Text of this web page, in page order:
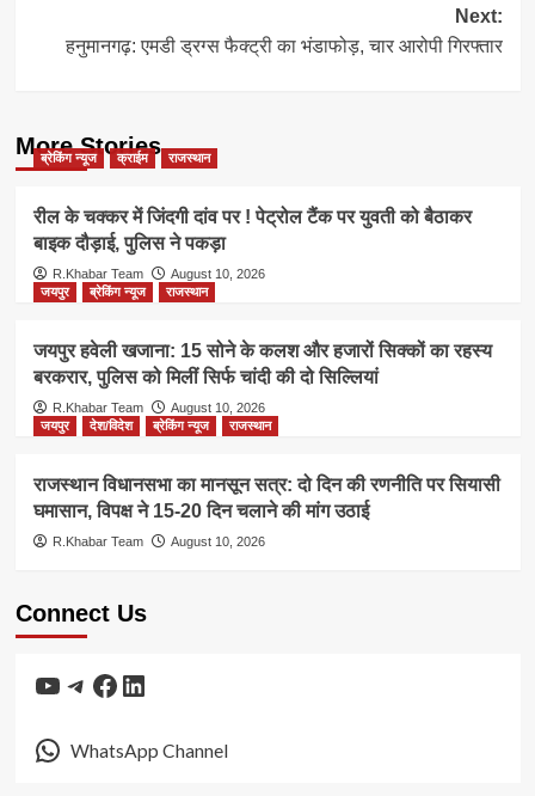
Next:
हनुमानगढ़: एमडी ड्रग्स फैक्ट्री का भंडाफोड़, चार आरोपी गिरफ्तार
More Stories
ब्रेकिंग न्यूज क्राईम राजस्थान
रील के चक्कर में जिंदगी दांव पर ! पेट्रोल टैंक पर युवती को बैठाकर
बाइक दौड़ाई, पुलिस ने पकड़ा
R.Khabar Team
August 10, 2026
जयपुर
ब्रेकिंग न्यूज राजस्थान
जयपुर हवेली खजाना: 15 सोने के कलश और हजारों सिक्कों का रहस्य
बरकरार, पुलिस को मिलीं सिर्फ चांदी की दो सिल्लियां
R.Khabar Team
August 10, 2026
जयपुर
देश/विदेश ब्रेकिंग न्यूज राजस्थान
राजस्थान विधानसभा का मानसून सत्र: दो दिन की रणनीति पर सियासी
घमासान, विपक्ष ने 15-20 दिन चलाने की मांग उठाई
R.Khabar Team August 10, 2026
Connect Us
YouTube
Telegram
Facebook
LinkedIn
WhatsApp Channel